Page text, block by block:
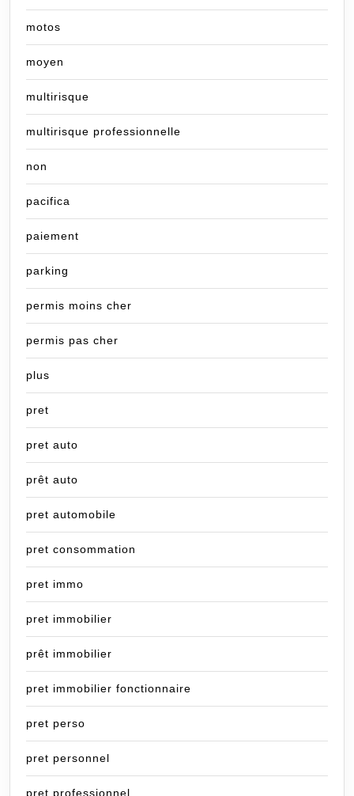
motos
moyen
multirisque
multirisque professionnelle
non
pacifica
paiement
parking
permis moins cher
permis pas cher
plus
pret
pret auto
prêt auto
pret automobile
pret consommation
pret immo
pret immobilier
prêt immobilier
pret immobilier fonctionnaire
pret perso
pret personnel
pret professionnel